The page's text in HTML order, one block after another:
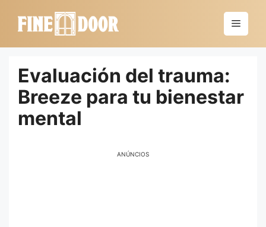
Menú
Evaluación del trauma:
Breeze para tu bienestar
mental
ANÚNCIOS